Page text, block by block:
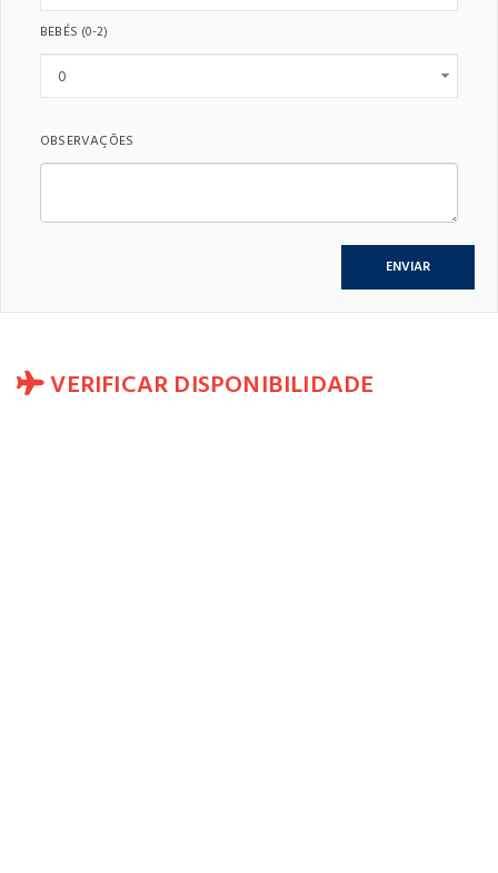
BEBÉS (0-2)
OBSERVAÇÕES
VERIFICAR DISPONIBILIDADE